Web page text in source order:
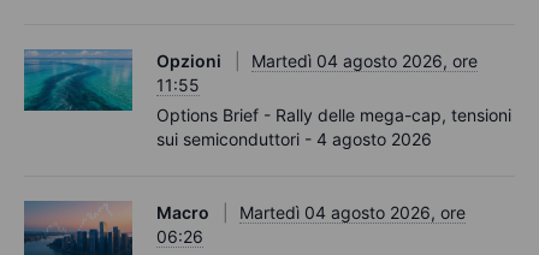
Opzioni
Martedì 04 agosto 2026, ore
11:55
Options Brief - Rally delle mega-cap, tensioni
sui semiconduttori - 4 agosto 2026
Macro
Martedì 04 agosto 2026, ore
06:26